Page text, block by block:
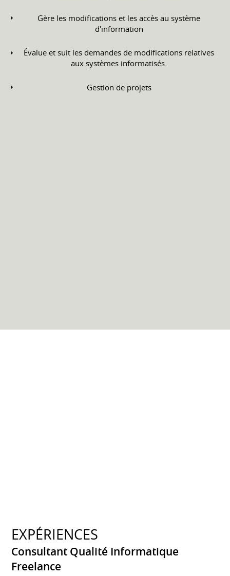
Gère les modifications et les accès au système
d'information
Évalue et suit les demandes de modifications relatives
aux systèmes informatisés.
Gestion de projets
EXPÉRIENCES
Consultant Qualité Informatique
Freelance